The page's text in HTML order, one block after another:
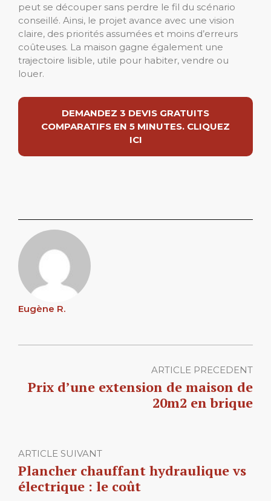
peut se découper sans perdre le fil du scénario
conseillé. Ainsi, le projet avance avec une vision
claire, des priorités assumées et moins d’erreurs
coûteuses. La maison gagne également une
trajectoire lisible, utile pour habiter, vendre ou
louer.
DEMANDEZ 3 DEVIS GRATUITS
COMPARATIFS EN 5 MINUTES. CLIQUEZ
ICI
Eugène R.
ARTICLE PRECEDENT
Prix d’une extension de maison de
20m2 en brique
ARTICLE SUIVANT
Plancher chauffant hydraulique vs
électrique : le coût